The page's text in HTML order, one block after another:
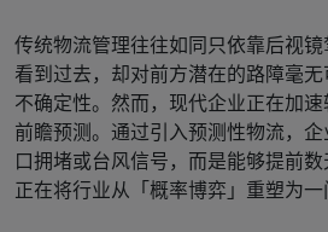
传统物流管理往往如同只依靠后视
看到过去，却对前方潜在的路障毫
不确定性。然而，现代企业正在加
前瞻预测。通过引入预测性物流，
口拥堵或台风信号，而是能够提前
正在将行业从「概率博弈」重塑为一